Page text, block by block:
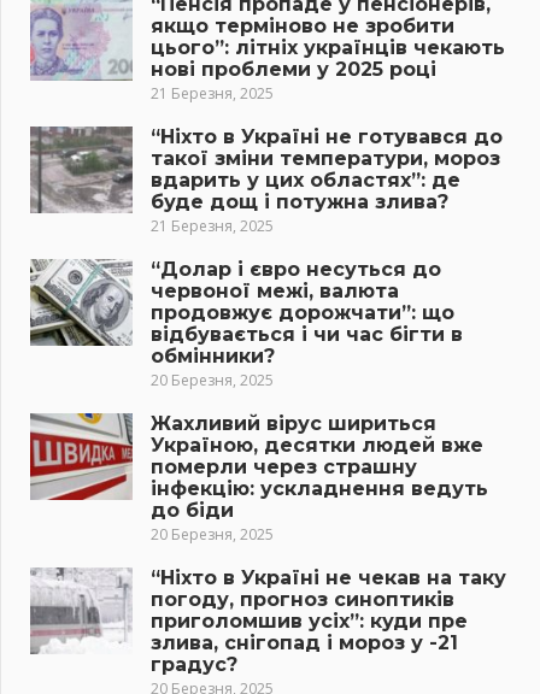
якщо терміново не зробити
цього”: літніх українців чекають
нові проблеми у 2025 році
21 Березня, 2025
“Ніхто в Україні не готувався до
такої зміни температури, мороз
вдарить у цих областях”: де
буде дощ і потужна злива?
21 Березня, 2025
“Долар і євро несуться до
червоної межі, валюта
продовжує дорожчати”: що
відбувається і чи час бігти в
обмінники?
20 Березня, 2025
Жахливий вірус шириться
Україною, десятки людей вже
померли через страшну
інфекцію: ускладнення ведуть
до біди
20 Березня, 2025
“Ніхто в Україні не чекав на таку
погоду, прогноз синоптиків
приголомшив усіх”: куди пре
злива, снігопад і мороз у -21
градус?
20 Березня, 2025